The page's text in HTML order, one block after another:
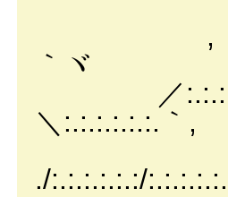
,
｀ヾ
／
＼:.:.:.:.:.:.｀,
./:.:.:.:.:.:/